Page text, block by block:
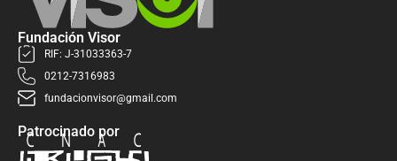
Fundación Visor
RIF: J-31033363-7
0212-7316983
fundacionvisor@gmail.com
Patrocinado por